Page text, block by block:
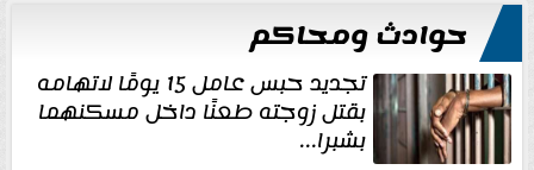
حوادث ومحاكم
تجديد حبس عامل 15 يومًا لاتهامه
بقتل زوجته طعنًا داخل مسكنهما
بشبرا...